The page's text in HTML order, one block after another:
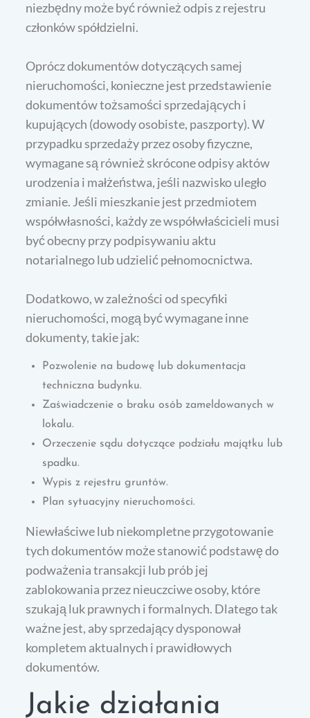
niezbędny może być również odpis z rejestru
członków spółdzielni.
Oprócz dokumentów dotyczących samej
nieruchomości, konieczne jest przedstawienie
dokumentów tożsamości sprzedających i
kupujących (dowody osobiste, paszporty). W
przypadku sprzedaży przez osoby fizyczne,
wymagane są również skrócone odpisy aktów
urodzenia i małżeństwa, jeśli nazwisko uległo
zmianie. Jeśli mieszkanie jest przedmiotem
współwłasności, każdy ze współwłaścicieli musi
być obecny przy podpisywaniu aktu
notarialnego lub udzielić pełnomocnictwa.
Dodatkowo, w zależności od specyfiki
nieruchomości, mogą być wymagane inne
dokumenty, takie jak:
Pozwolenie na budowę lub dokumentacja
techniczna budynku.
Zaświadczenie o braku osób zameldowanych w
lokalu.
Orzeczenie sądu dotyczące podziału majątku lub
spadku.
Wypis z rejestru gruntów.
Plan sytuacyjny nieruchomości.
Niewłaściwe lub niekompletne przygotowanie
tych dokumentów może stanowić podstawę do
podważenia transakcji lub prób jej
zablokowania przez nieuczciwe osoby, które
szukają luk prawnych i formalnych. Dlatego tak
ważne jest, aby sprzedający dysponował
kompletem aktualnych i prawidłowych
dokumentów.
Jakie działania